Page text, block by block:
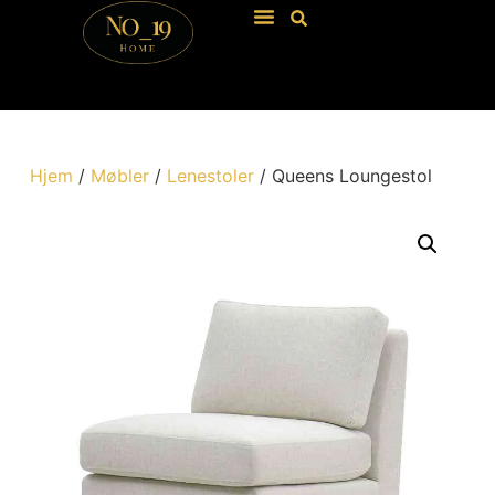
Hjem / Møbler/ Lenestoler/ Queens Loungestol